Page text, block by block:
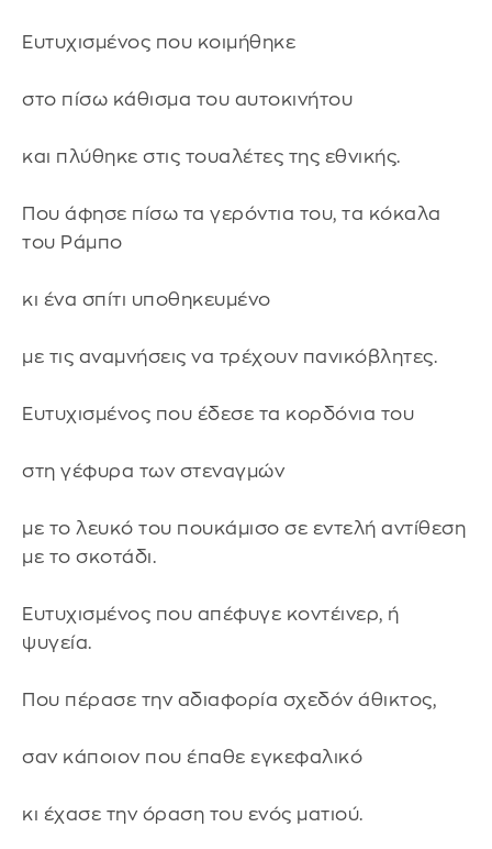
Ευτυχισμένος που κοιμήθηκε
στο πίσω κάθισμα του αυτοκινήτου
και πλύθηκε στις τουαλέτες της εθνικής.
Που άφησε πίσω τα γερόντια του, τα κόκαλα
του Ράμπο
κι ένα σπίτι υποθηκευμένο
με τις αναμνήσεις να τρέχουν πανικόβλητες.
Ευτυχισμένος που έδεσε τα κορδόνια του
στη γέφυρα των στεναγμών
με το λευκό του πουκάμισο σε εντελή αντίθεση
με το σκοτάδι.
Ευτυχισμένος που απέφυγε κοντέινερ, ή
ψυγεία.
Που πέρασε την αδιαφορία σχεδόν άθικτος,
σαν κάποιον που έπαθε εγκεφαλικό
κι έχασε την όραση του ενός ματιού.